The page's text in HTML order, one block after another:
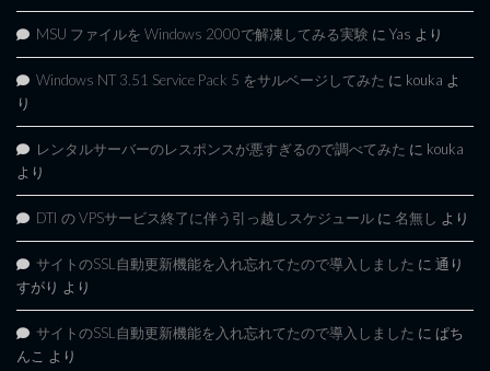
MSU ファイルを Windows 2000で解凍してみる実験 に Yas より
Windows NT 3.51 Service Pack 5 をサルベージしてみた に kouka よ
り
レンタルサーバーのレスポンスが悪すぎるので調べてみた に kouka
より
DTI の VPSサービス終了に伴う引っ越しスケジュール に 名無し より
サイトのSSL自動更新機能を入れ忘れてたので導入しました に 通り
すがり より
サイトのSSL自動更新機能を入れ忘れてたので導入しました に ぱち
んこ より